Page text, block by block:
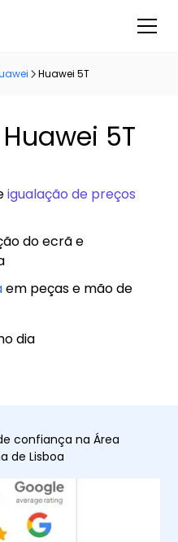
Huawei 5T
5T
igualação de preços
do ecrã e
em peças e mão de
dia
confiança na Área
de Lisboa